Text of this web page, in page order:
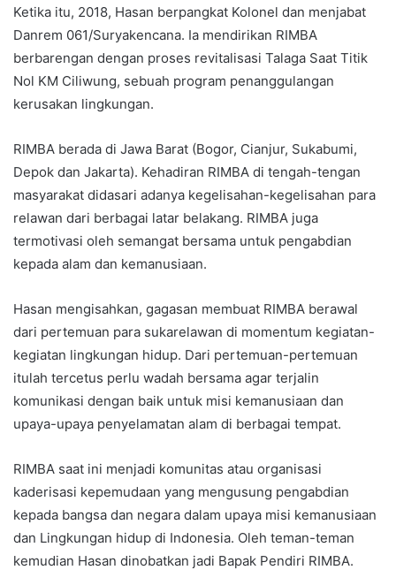
Ketika itu, 2018, Hasan berpangkat Kolonel dan menjabat
Danrem 061/Suryakencana. Ia mendirikan RIMBA
berbarengan dengan proses revitalisasi Talaga Saat Titik
Nol KM Ciliwung, sebuah program penanggulangan
kerusakan lingkungan.
RIMBA berada di Jawa Barat (Bogor, Cianjur, Sukabumi,
Depok dan Jakarta). Kehadiran RIMBA di tengah-tengan
masyarakat didasari adanya kegelisahan-kegelisahan para
relawan dari berbagai latar belakang. RIMBA juga
termotivasi oleh semangat bersama untuk pengabdian
kepada alam dan kemanusiaan.
Hasan mengisahkan, gagasan membuat RIMBA berawal
dari pertemuan para sukarelawan di momentum kegiatan-
kegiatan lingkungan hidup. Dari pertemuan-pertemuan
itulah tercetus perlu wadah bersama agar terjalin
komunikasi dengan baik untuk misi kemanusiaan dan
upaya-upaya penyelamatan alam di berbagai tempat.
RIMBA saat ini menjadi komunitas atau organisasi
kaderisasi kepemudaan yang mengusung pengabdian
kepada bangsa dan negara dalam upaya misi kemanusiaan
dan Lingkungan hidup di Indonesia. Oleh teman-teman
kemudian Hasan dinobatkan jadi Bapak Pendiri RIMBA.